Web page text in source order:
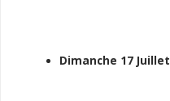
Dimanche 17 Juillet